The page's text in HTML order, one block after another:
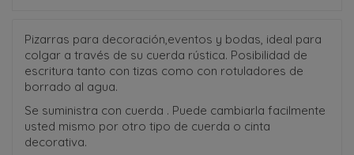
Pizarras para decoración,eventos y bodas, ideal para
colgar a través de su cuerda rústica. Posibilidad de
escritura tanto con tizas como con rotuladores de
borrado al agua.
Se suministra con cuerda . Puede cambiarla facilmente
usted mismo por otro tipo de cuerda o cinta
decorativa.